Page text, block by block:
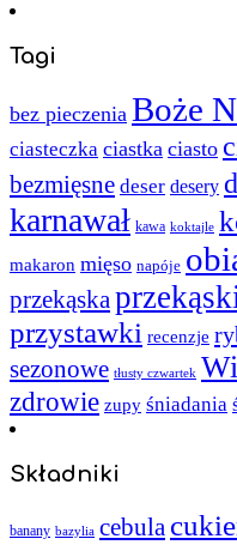
Tagi
bez pieczenia Boże
ciasteczka ciastka ciasto
bezmięsne deser desery
karnawał kawa koktajle
makaron mięso napóje
przekąska
przystawki recenzje
sezonowe tłusty czwartek
zdrowie zupy śniadania
Składniki
banany bazylia cebula